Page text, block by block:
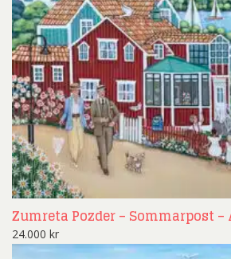
Zumreta Pozder – Sommarpost
24.000 kr